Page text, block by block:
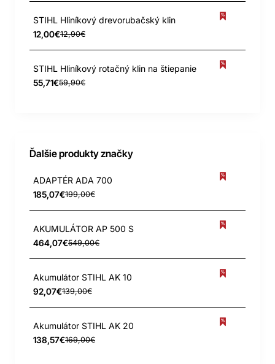
STIHL Hliníkový drevorubačský klin
12,00€12,90€
STIHL Hliníkový rotačný klin na štiepanie
55,71€59,90€
Ďalšie produkty značky
ADAPTÉR ADA 700
185,07€199,00€
AKUMULÁTOR AP 500 S
464,07€549,00€
Akumulátor STIHL AK 10
92,07€139,00€
Akumulátor STIHL AK 20
138,57€169,00€